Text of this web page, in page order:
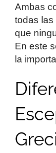
Ambas
todas las
que
En este
la